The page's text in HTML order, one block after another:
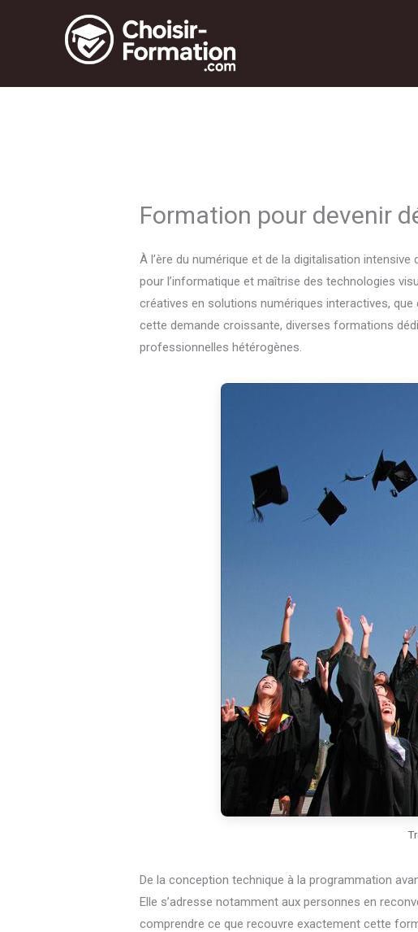
Formation pour devenir
À l’ère du numérique et de la digitalisation
pour l’informatique et maîtrise des technologies
créatives en solutions numériques interactives,
cette demande croissante, diverses formations
professionnelles hétérogènes.
De la conception technique à la programmation
Elle s’adresse notamment aux personnes en
comprendre ce que recouvre exactement cette